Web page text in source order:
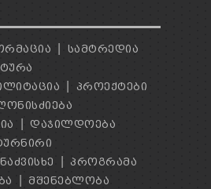
ᲡᲐᲛᲢᲠᲔᲓᲘᲐ
ᲞᲠᲝᲔᲥᲢᲔᲑᲘ
ᲓᲐᲯᲘᲚᲓᲝᲔᲑᲐ
ᲞᲠᲝᲒᲠᲐᲛᲐ
ᲛᲨᲔᲜᲔᲑᲚᲝᲑᲐ